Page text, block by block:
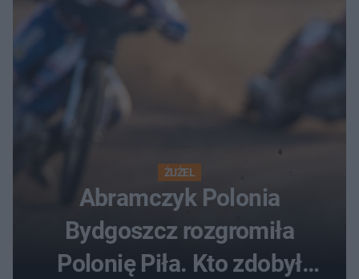
ŻUŻEL
Abramczyk Polonia
Bydgoszcz rozgromiła
Polonię Piła. Kto zdobył